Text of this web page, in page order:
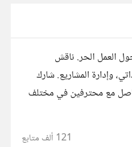
العمل الحر. ناقش
وإدارة المشاريع. شارك
مع محترفين في مختلف
121 ألف متابع